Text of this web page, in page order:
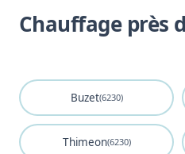
Chauffage près
Buzet(6230)
Thimeon(6230)